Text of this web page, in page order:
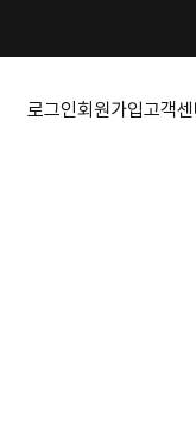
로그인회원가입고객